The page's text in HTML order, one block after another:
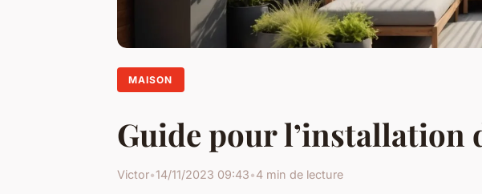
MAISON
Guide pour l’installation
Victor•14/11/2023 09:43•4 min de lecture